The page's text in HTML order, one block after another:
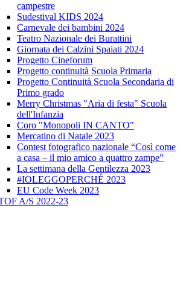
campestre
Sudestival KIDS 2024
Carnevale dei bambini 2024
Teatro Nazionale dei Burattini
Giornata dei Calzini Spaiati 2024
Progetto Cineforum
Progetto continuità Scuola Primaria
Progetto Continuità Scuola Secondaria di
Primo grado
Merry Christmas "Aria di festa" Scuola
dell'Infanzia
Coro "Monopoli IN CANTO"
Mercatino di Natale 2023
Contest fotografico nazionale “Così come
a casa – il mio amico a quattro zampe”
La settimana della Gentilezza 2023
#IOLEGGOPERCHÉ 2023
EU Code Week 2023
A/S 2022-23